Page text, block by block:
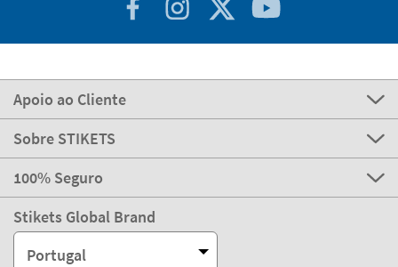
Apoio ao Cliente
Sobre STIKETS
100% Seguro
Stikets Global Brand
Portugal